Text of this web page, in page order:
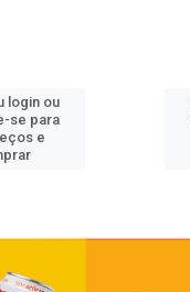
login ou
se para
e